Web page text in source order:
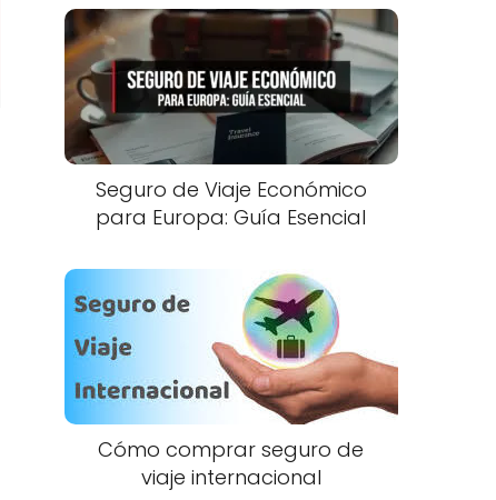
Seguro de Viaje Económico
para Europa: Guía Esencial
Cómo comprar seguro de
viaje internacional